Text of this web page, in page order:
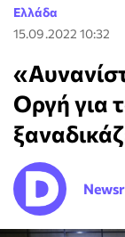
Ελλάδα
15.09.2022 10:32
Οργή για